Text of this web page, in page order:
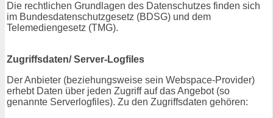
Die rechtlichen Grundlagen des Datenschutzes finden sich
im Bundesdatenschutzgesetz (BDSG) und dem
Telemediengesetz (TMG).
Zugriffsdaten/ Server-Logfiles
Der Anbieter (beziehungsweise sein Webspace-Provider)
erhebt Daten über jeden Zugriff auf das Angebot (so
genannte Serverlogfiles). Zu den Zugriffsdaten gehören: